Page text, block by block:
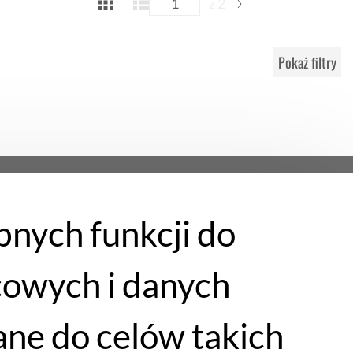
Pokaż filtry
funkcji do
i danych
do celów takich